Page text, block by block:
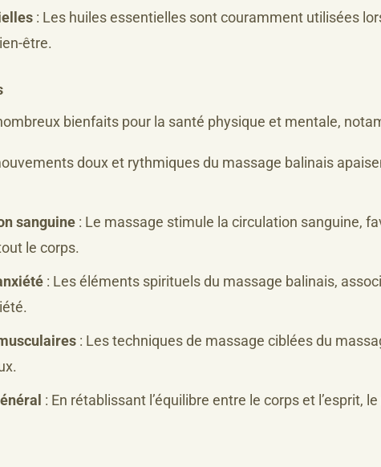
: Les huiles essentielles sont couramment utilisées
être.
bienfaits pour la santé physique et mentale,
doux et rythmiques du massage balinais
sanguine : Le massage stimule la circulation sanguine,
le corps.
: Les éléments spirituels du massage balinais,
: Les techniques de massage ciblées du
: En rétablissant l’équilibre entre le corps et l’esprit,